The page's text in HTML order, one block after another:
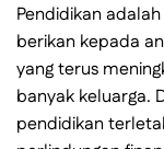
Pendidikan
berikan kepada
yang terus
banyak keluarga.
pendidikan